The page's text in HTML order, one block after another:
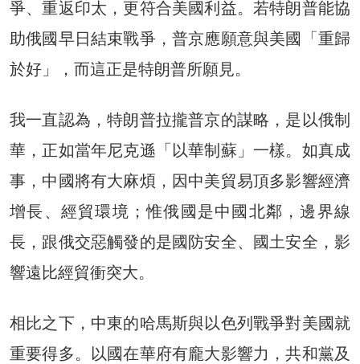
爭、重返印太，更符合美國利益。若特朗普能協
助俄國早日結束戰爭，普京應願意與美國「重歸
於好」，而這正是特朗普所願見。
我一直認為，特朗普拉攏普京的謀略，是以俄制
華，正如當年尼克遜「以華制蘇」一樣。如真成
事，中國將有大麻煩，因中美貿易頂多影響經濟
增長、經貿環境；惟俄國是中國北鄰，邊界線
長，跟俄交惡觸發的是國防安全、國土安全，影
響遠比經貿衝突大。
相比之下，中東的哈馬斯與以色列戰爭對美國就
重要得多。以國在華府有龐大影響力，共和黨及